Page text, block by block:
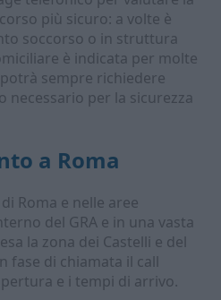
più sicuro: a volte è
soccorso o in struttura
è indicata per molte
sempre richiedere
necessario per la sicurezza
a Roma
Roma e nelle aree
del GRA e in una vasta
la zona dei Castelli e del
fase di chiamata il call
e i tempi di arrivo.